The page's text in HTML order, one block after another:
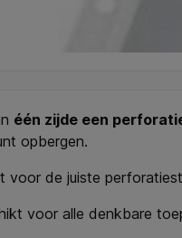
één zijde een
opbergen.
voor de juiste
voor alle denkbare